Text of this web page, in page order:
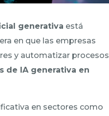
generativa está
en que las empresas
y automatizar procesos
de IA generativa en
en sectores como